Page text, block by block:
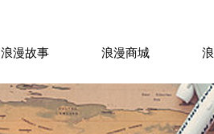
浪漫故事 浪漫商城